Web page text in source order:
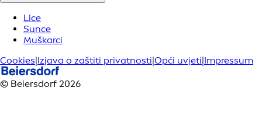
Lice
Sunce
Muškarci
Cookies|Izjava o zaštiti privatnosti|Opći uvjeti|Impressum
© Beiersdorf 2026